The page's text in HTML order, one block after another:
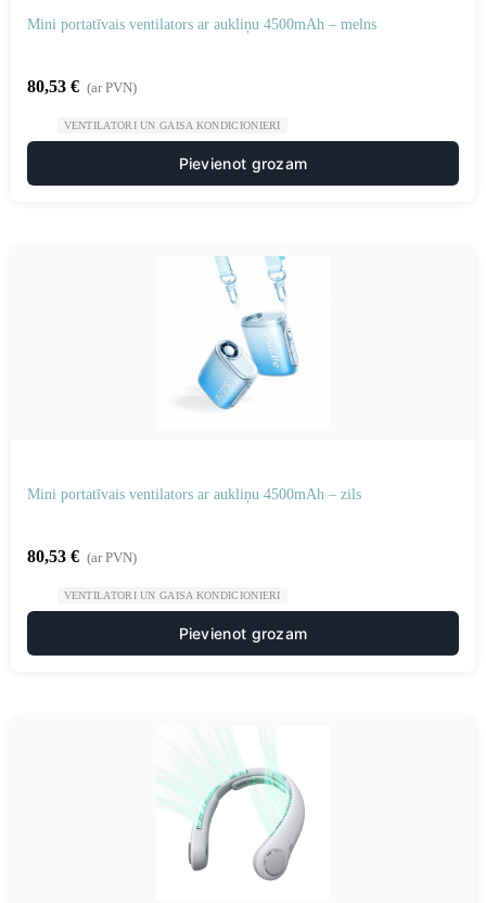
Mini portatīvais ventilators ar aukliņu 4500mAh – melns
80,53 € (ar PVN)
VENTILATORI UN GAISA KONDICIONIERI
Pievienot grozam
Mini portatīvais ventilators ar aukliņu 4500mAh – zils
80,53 € (ar PVN)
VENTILATORI UN GAISA KONDICIONIERI
Pievienot grozam